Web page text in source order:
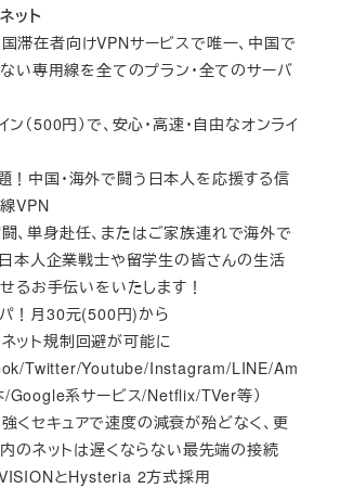
ット
滞在者向けVPNサービスで唯一、中国で
い専用線を全てのプラン・全てのサーバ
ン（500円）で、安心・高速・自由なオンライ
！中国・海外で闘う日本人を応援する信
VPN
、単身赴任、またはご家族連れで海外で
本人企業戦士や留学生の皆さんの生活
るお手伝いをいたします！
！月30元(500円)から
ット規制回避が可能に
Twitter/Youtube/Instagram/LINE/Am
Google系サービス/Netflix/TVer等）
くセキュアで速度の減衰が殆どなく、更
のネットは遅くならない最先端の接続
とHysteria 2方式採用